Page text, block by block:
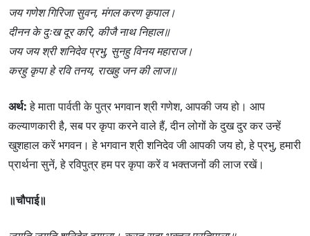
जय गणेश गिरिजा सुवन, मंगल करण कृपाल।
दीनन के दुःख दूर करि, कीजै नाथ निहाल॥
जय जय श्री शनिदेव प्रभु, सुनहु विनय महाराज।
करहु कृपा हे रवि तनय, राखहु जन की लाज॥
अर्थ:हे माता पार्वती के पुत्र भगवान श्री गणेश, आपकी जय हो। आप
कल्याणकारी है, सब पर कृपा करने वाले हैं, दीन लोगों के दुख दुर कर उन्हें
खुशहाल करें भगवन। हे भगवान श्री शनिदेव जी आपकी जय हो, हे प्रभु, हमारी
प्रार्थना सुनें, हे रविपुत्र हम पर कृपा करें व भक्तजनों की लाज रखें।
॥चौपाई॥